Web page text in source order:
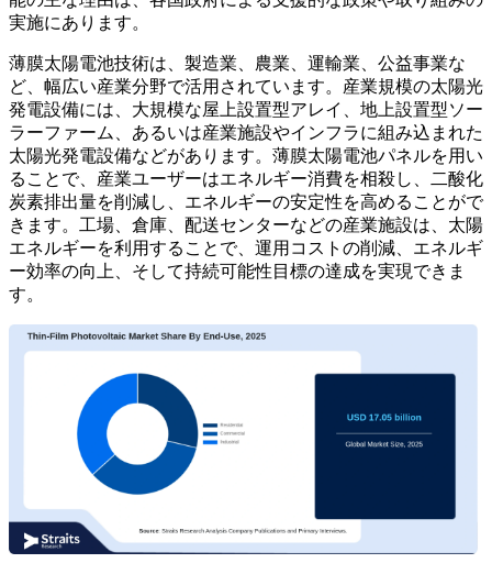
実施にあります。
薄膜太陽電池技術は、製造業、農業、運輸業、公益事業な
ど、幅広い産業分野で活用されています。産業規模の太陽光
発電設備には、大規模な屋上設置型アレイ、地上設置型ソー
ラーファーム、あるいは産業施設やインフラに組み込まれた
太陽光発電設備などがあります。薄膜太陽電池パネルを用い
ることで、産業ユーザーはエネルギー消費を相殺し、二酸化
炭素排出量を削減し、エネルギーの安定性を高めることがで
きます。工場、倉庫、配送センターなどの産業施設は、太陽
エネルギーを利用することで、運用コストの削減、エネルギ
ー効率の向上、そして持続可能性目標の達成を実現できま
す。